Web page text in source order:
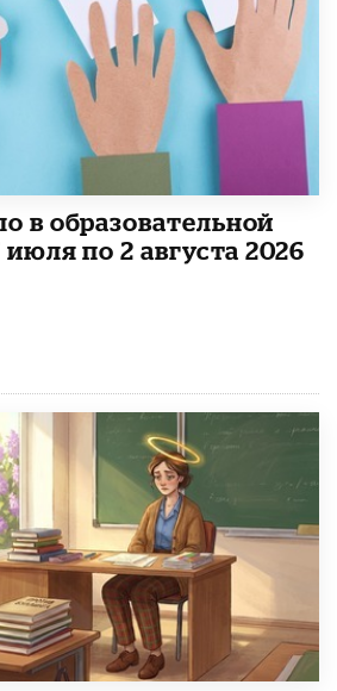
в образовательной
по 2 августа 2026